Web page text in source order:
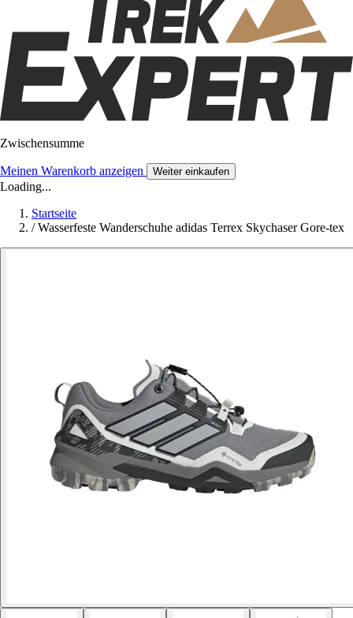
Zwischensumme
Meinen Warenkorb anzeigen Weiter einkaufen
Loading...
Startseite
/ Wasserfeste Wanderschuhe adidas Terrex Skychaser Gore-tex